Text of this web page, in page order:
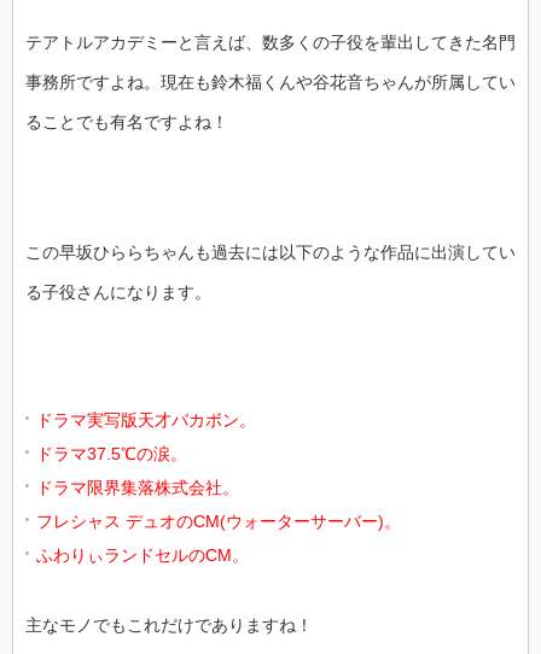
テアトルアカデミーと言えば、数多くの子役を輩出してきた名門
事務所ですよね。現在も鈴木福くんや谷花音ちゃんが所属してい
ることでも有名ですよね！
この早坂ひららちゃんも過去には以下のような作品に出演してい
る子役さんになります。
ドラマ実写版天才バカボン。
ドラマ37.5℃の涙。
ドラマ限界集落株式会社。
フレシャス デュオのCM(ウォーターサーバー)。
ふわりぃランドセルのCM。
主なモノでもこれだけでありますね！